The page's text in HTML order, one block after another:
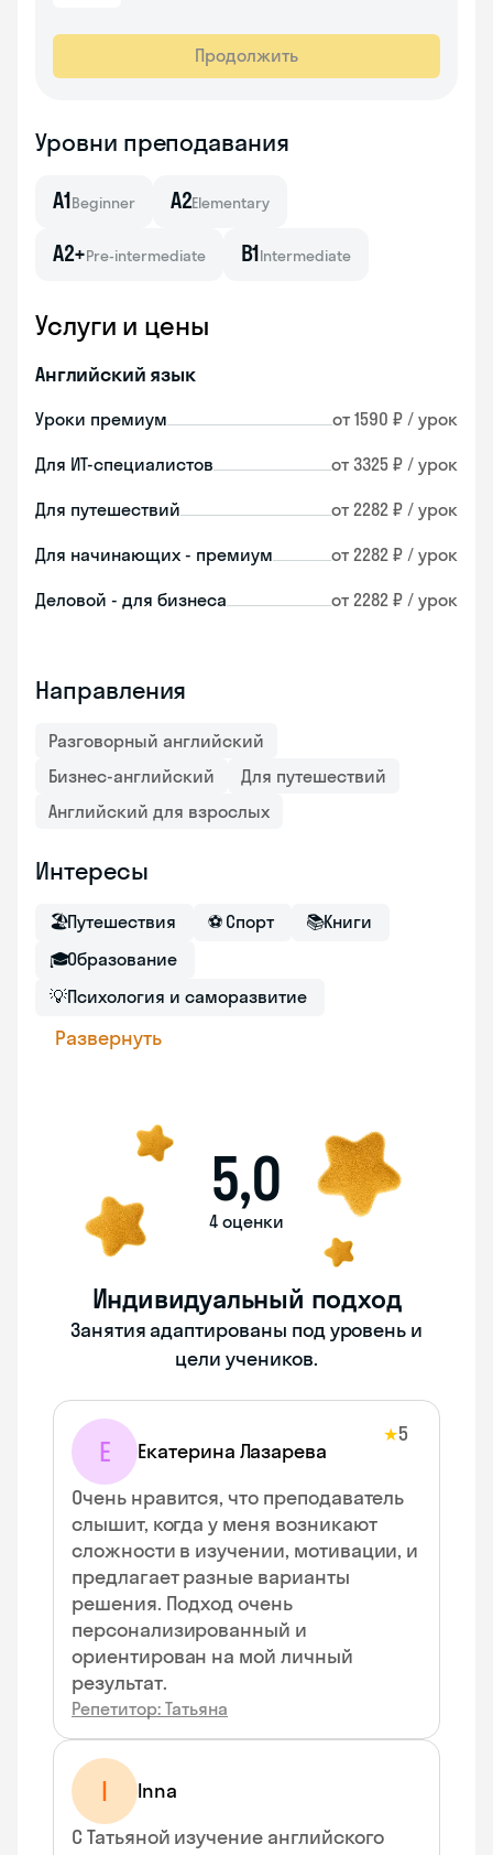
Продолжить
Уровни преподавания
A1Beginner A2Elementary
A2+Pre-intermediate B1Intermediate
Услуги и цены
Английский язык
Уроки премиум от 1590 ₽ / урок
Для ИТ-специалистов от 3325 ₽ / урок
Для путешествий от 2282 ₽ / урок
Для начинающих - премиум от 2282 ₽ / урок
Деловой - для бизнеса от 2282 ₽ / урок
Направления
Разговорный английский
Бизнес-английский
Для путешествий
Английский для взрослых
Интересы
🏖Путешествия ⚽ Спорт 📚Книги
🎓Образование
💡Психология и саморазвитие
Развернуть
5,0
4 оценки
Индивидуальный подход
Занятия адаптированы под уровень и
цели учеников.
Е Екатерина Лазарева
★5
Очень нравится, что преподаватель
слышит, когда у меня возникают
сложности в изучении, мотивации, и
предлагает разные варианты
решения. Подход очень
персонализированный и
ориентирован на мой личный
результат.
Репетитор: Татьяна
I
Inna
С Татьяной изучение английского